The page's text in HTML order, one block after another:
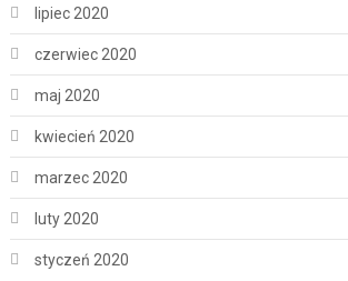
lipiec 2020
czerwiec 2020
maj 2020
kwiecień 2020
marzec 2020
luty 2020
styczeń 2020